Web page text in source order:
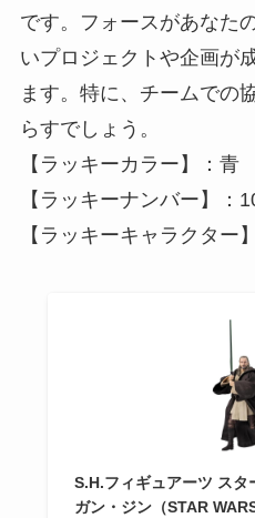
です。フォースがあなた
いプロジェクトや企画が
ます。特に、チームでの
らすでしょう。
【ラッキーカラー】：青
【ラッキーナンバー】：
【ラッキーキャラクター
S.H.フィギュアーツ スタ
ガン・ジン（STAR